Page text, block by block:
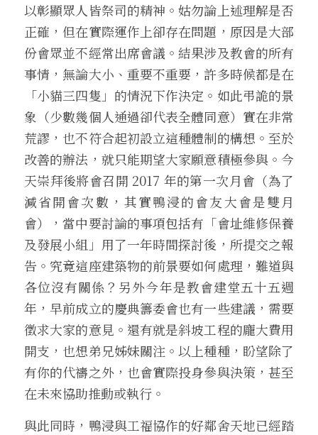
以彰顯眾人皆祭司的精神。姑勿論上述理解是否
正確，但在實際運作上卻存在問題，原因是大部
份會眾並不經常出席會議。結果涉及教會的所有
事情，無論大小、重要不重要，許多時候都是在
「小貓三四隻」的情況下作決定。如此弔詭的景
象（少數幾個人通過卻代表全體同意）實在非常
荒謬，也不符合起初設立這種體制的構想。至於
改善的辦法，就只能期望大家願意積極參與。今
天崇拜後將會召開 2017 年的第一次月會（為了
減省開會次數，其實鴨浸的會友大會是雙月
會），當中要討論的事項包括有「會址維修保養
及發展小組」用了一年時間探討後，所提交之報
告。究竟這座建築物的前景要如何處理，難道與
各位沒有關係？另外今年是教會建堂五十五週
年，早前成立的慶典籌委會也有一些建議，需要
徵求大家的意見。還有就是斜坡工程的龐大費用
開支，也想弟兄姊妹關注。以上種種，盼望除了
有你的代禱之外，也會實際投身參與決策，甚至
在未來協助推動或執行。
與此同時，鴨浸與工福協作的好鄰舍天地已經踏